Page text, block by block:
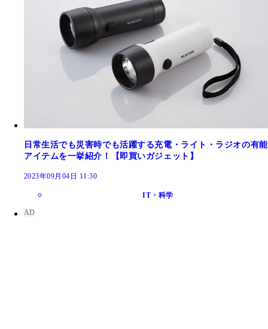
日常生活でも災害時でも活躍する充電・ライト・ラジオの有能
アイテムを一挙紹介！【即買いガジェット】
2023年09月04日 11:30
IT・科学